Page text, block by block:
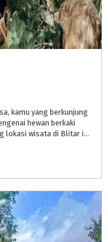
kamu yang berkunjung
hewan berkaki
empat tersebut. Jadi, selain bisa refresing lokasi wisata di Blitar itu juga memberikan berbagai pengetahuan baru.